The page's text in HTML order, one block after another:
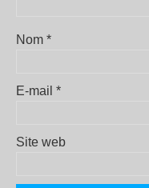
Nom *
E-mail *
Site web